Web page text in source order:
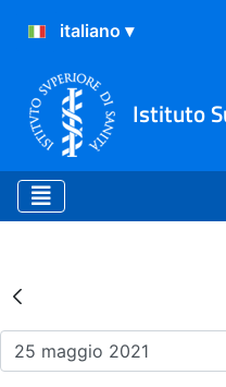
Istituto
Risultati